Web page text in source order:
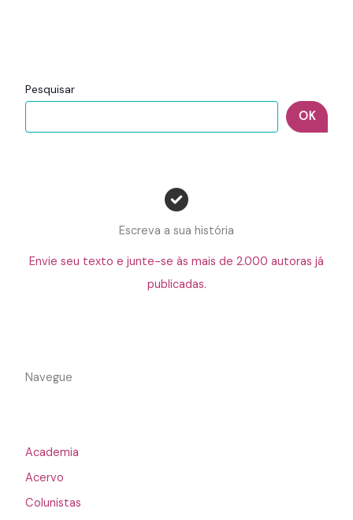
Pesquisar
OK
Escreva a sua história
Envie seu texto e junte-se às mais de 2.000 autoras já
publicadas.
Navegue
Academia
Acervo
Colunistas